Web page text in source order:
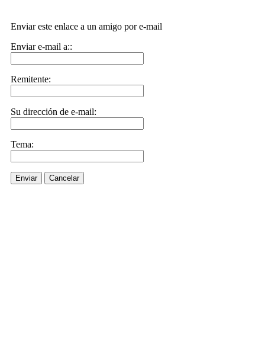
Enviar este enlace a un amigo por e-mail
Enviar e-mail a::
Remitente:
Su dirección de e-mail:
Tema:
Enviar Cancelar